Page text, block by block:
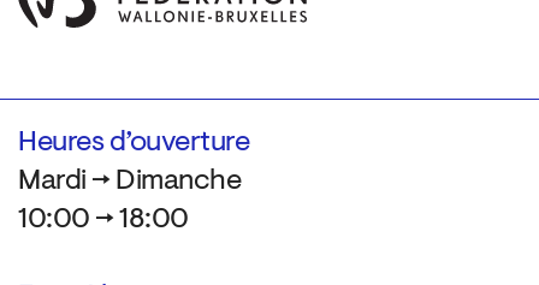
Heures d’ouverture
Mardi → Dimanche
10:00 → 18:00